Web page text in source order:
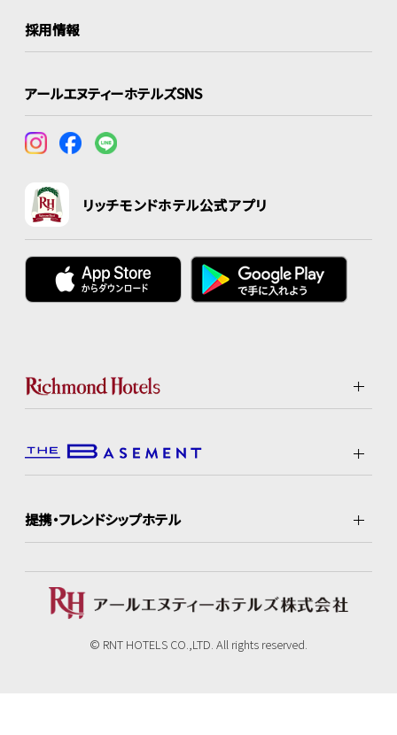
採用情報
アールエヌティーホテルズSNS
リッチモンドホテル公式アプリ
提携・フレンドシップホテル
© RNT HOTELS CO.,LTD. All rights reserved.